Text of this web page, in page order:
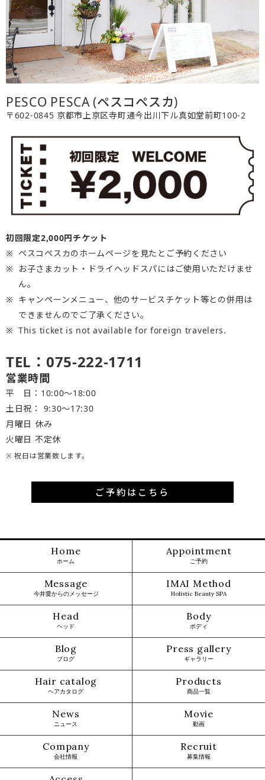
PESCO PESCA (ペスコペスカ)
〒602-0845 京都市上京区寺町通今出川下ル真如堂前町100-2
初回限定2,000円チケット
ペスコペスカのホームページを見たとご予約ください
お子さまカット・ドライヘッドスパにはご使用いただけませ
ん。
キャンペーンメニュー、他のサービスチケット等との併用は
できませんのでご了承ください。
This ticket is not available for foreign travelers.
TEL：075-222-1711
営業時間
平 日：10:00～18:00
土日祝： 9:30〜17:30
月曜日 休み
火曜日 不定休
※ 祝日は営業致します。
ご予約はこちら
Home
ホーム
Appointment
ご予約
Message
今井愛からのメッセージ
IMAI Method
Holistic Beauty SPA
Head
ヘッド
Body
ボディ
Blog
ブログ
Press gallery
ギャラリー
Hair catalog
ヘアカタログ
Products
商品一覧
News
ニュース
Movie
動画
Company
会社情報
Recruit
募集情報